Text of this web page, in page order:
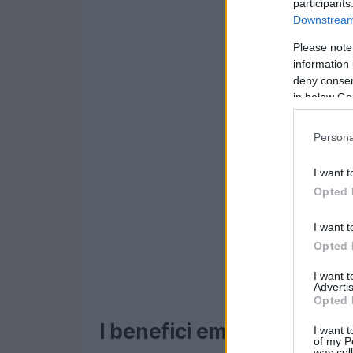
Please
information
deny
in below
I want
Opted
I want
Opted
I want
Opted
I want
of my
I benefici emotivi del